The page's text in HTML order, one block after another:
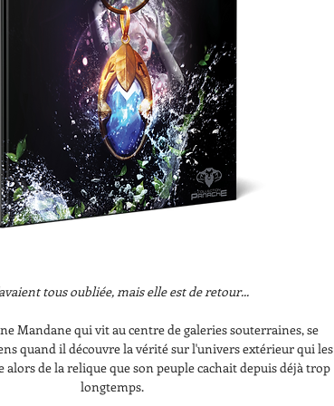
tous oubliée, mais elle est de retour...
Mandane qui vit au centre de galeries souterraines, se
quand il découvre la vérité sur l'univers extérieur qui les
alors de la relique que son peuple cachait depuis déjà trop
longtemps.